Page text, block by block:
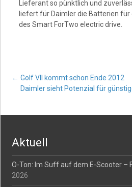
Lieferant so pünktlich und
liefert für Daimler die Batterien für
des Smart ForTwo electric drive.
Post
navigation
← Golf VII kommt schon Ende 2012
Daimler sieht Potenzial für
Aktuell
O-Ton: Im Suff auf dem E-Scooter –
2026